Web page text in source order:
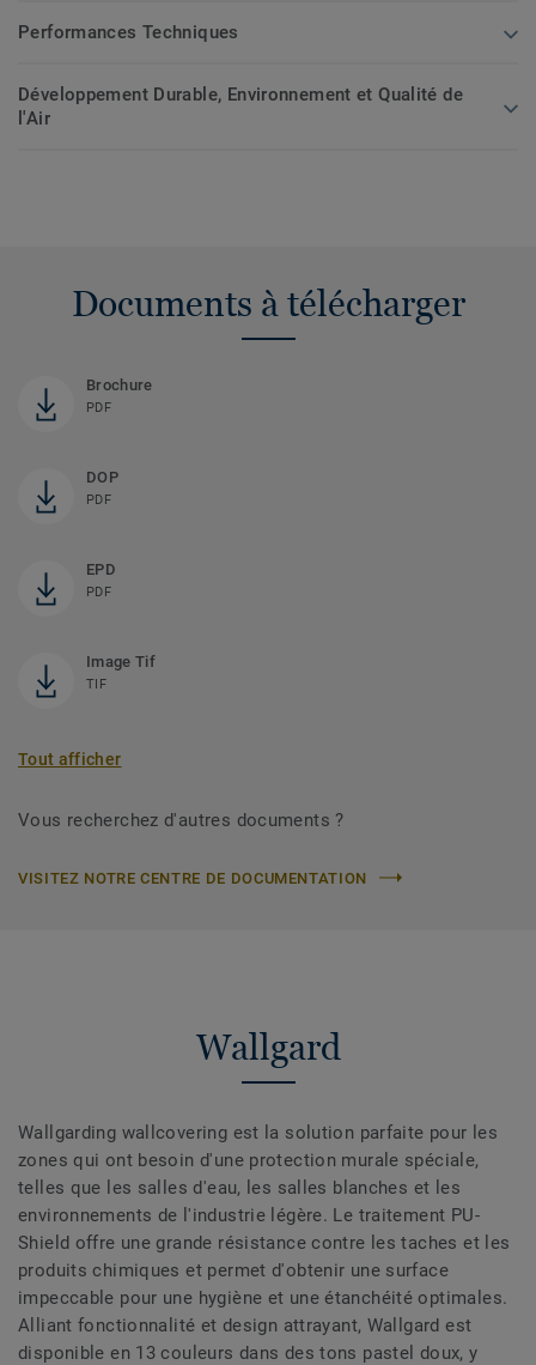
Performances Techniques
Développement Durable, Environnement et Qualité de
l'Air
Documents à télécharger
Brochure
PDF
DOP
PDF
EPD
PDF
Image Tif
TIF
Tout afficher
Vous recherchez d'autres documents ?
VISITEZ NOTRE CENTRE DE DOCUMENTATION
Wallgard
Wallgarding wallcovering est la solution parfaite pour les
zones qui ont besoin d'une protection murale spéciale,
telles que les salles d'eau, les salles blanches et les
environnements de l'industrie légère. Le traitement PU-
Shield offre une grande résistance contre les taches et les
produits chimiques et permet d'obtenir une surface
impeccable pour une hygiène et une étanchéité optimales.
Alliant fonctionnalité et design attrayant, Wallgard est
disponible en 13 couleurs dans des tons pastel doux, y